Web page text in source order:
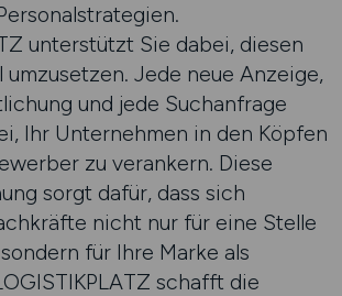
unterstützt Sie dabei, diesen
umzusetzen. Jede neue Anzeige,
und jede Suchanfrage
Ihr Unternehmen in den Köpfen
zu verankern. Diese
sorgt dafür, dass sich
nicht nur für eine Stelle
für Ihre Marke als
schafft die